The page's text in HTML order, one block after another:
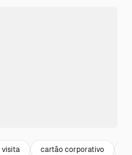
visita cartão corporativo